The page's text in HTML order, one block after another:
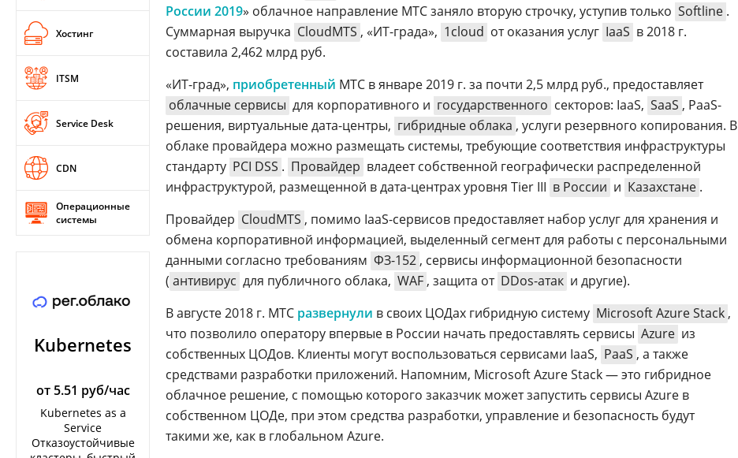
Хостинг
ITSM
Service Desk
CDN
Операционные
системы
Kubernetes
от 5.51 руб/час
Kubernetes as a
Service
Отказоустойчивые
России 2019» облачное направление МТС заняло вторую строчку, уступив только Softline .
Суммарная выручка CloudMTS , «ИТ-града», 1cloud от оказания услуг IaaS в 2018 г.
составила 2,462 млрд руб.
«ИТ-град», приобретенный МТС в январе 2019 г. за почти 2,5 млрд руб., предоставляет
облачные сервисы для корпоративного и государственного секторов: IaaS, SaaS , PaaS-
решения, виртуальные дата-центры, гибридные облака , услуги резервного копирования. В
облаке провайдера можно размещать системы, требующие соответствия инфраструктуры
стандарту PCI DSS . Провайдер владеет собственной географически распределенной
инфраструктурой, размещенной в дата-центрах уровня Tier III в России и Казахстане .
Провайдер CloudМТS , помимо IaaS-сервисов предоставляет набор услуг для хранения и
обмена корпоративной информацией, выделенный сегмент для работы с персональными
данными согласно требованиям ФЗ-152 , сервисы информационной безопасности
( антивирус для публичного облака, WAF , защита от DDos-атак и другие).
В августе 2018 г. МТС развернули в своих ЦОДах гибридную систему Microsoft Azure Stack ,
что позволило оператору впервые в России начать предоставлять сервисы Azure из
собственных ЦОДов. Клиенты могут воспользоваться сервисами IaaS, PaaS , а также
средствами разработки приложений. Напомним, Microsoft Azure Stack — это гибридное
облачное решение, с помощью которого заказчик может запустить сервисы Azure в
собственном ЦОДе, при этом средства разработки, управление и безопасность будут
такими же, как в глобальном Azure.